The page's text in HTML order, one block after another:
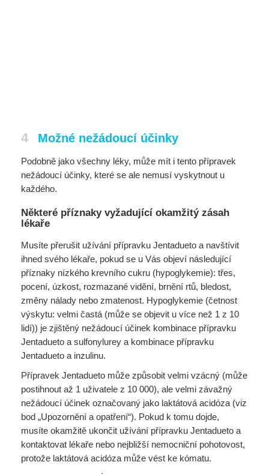
4 Možné nežádoucí účinky
Podobně jako všechny léky, může mít i tento přípravek
nežádoucí účinky, které se ale nemusí vyskytnout u
každého.
Některé příznaky vyžadující okamžitý zásah
lékaře
Musíte přerušit užívání přípravku Jentadueto a navštívit
ihned svého lékaře, pokud se u Vás objeví následující
příznaky nízkého krevního cukru (hypoglykemie): třes,
pocení, úzkost, rozmazané vidění, brnění rtů, bledost,
změny nálady nebo zmatenost. Hypoglykemie (četnost
výskytu: velmi častá (může se objevit u více než 1 z 10
lidí)) je zjištěný nežádoucí účinek kombinace přípravku
Jentadueto a sulfonylurey a kombinace přípravku
Jentadueto a inzulinu.
Přípravek Jentadueto může způsobit velmi vzácný (může
postihnout až 1 uživatele z 10 000), ale velmi závažný
nežádoucí účinek označovaný jako laktátová acidóza (viz
bod „Upozornění a opatření“). Pokud k tomu dojde,
musíte okamžitě ukončit užívání přípravku Jentadueto a
kontaktovat lékaře nebo nejbližší nemocniční pohotovost,
protože laktátová acidóza může vést ke kómatu.